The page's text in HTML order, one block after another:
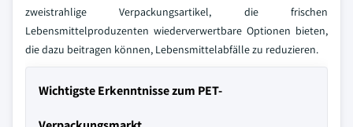
zweistrahlige Verpackungsartikel, die frischen
Lebensmittelproduzenten wiederverwertbare Optionen bieten,
die dazu beitragen können, Lebensmittelabfälle zu reduzieren.
Wichtigste Erkenntnisse zum PET-